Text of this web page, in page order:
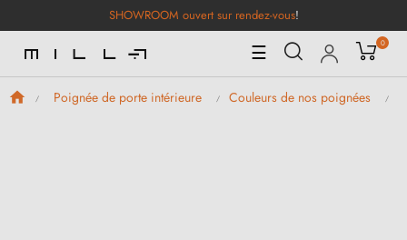
SHOWROOM ouvert sur rendez-vous!
Basculer
la
navigation
☰ 0
Poignée de porte intérieure Couleurs de nos poignées